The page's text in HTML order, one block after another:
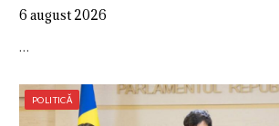
6 august 2026
…
POLITICĂ